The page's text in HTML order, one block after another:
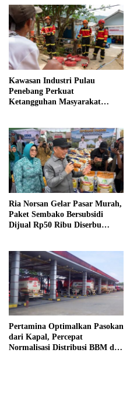
Kawasan Industri Pulau
Penebang Perkuat
Ketangguhan Masyarakat
Ria Norsan Gelar Pasar Murah,
Paket Sembako Bersubsidi
Dijual Rp50 Ribu Diserbu
Pertamina Optimalkan Pasokan
dari Kapal, Percepat
Normalisasi Distribusi BBM di